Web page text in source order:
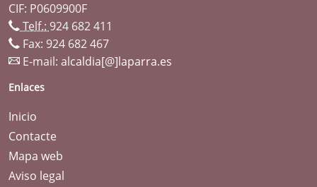
CIF: P0609900F
Telf.: 924 682 411
Fax: 924 682 467
E-mail: alcaldia[@]laparra.es
Enlaces
Inicio
Contacte
Mapa web
Aviso legal